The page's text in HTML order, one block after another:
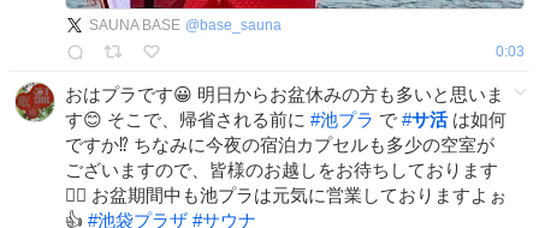
SAUNA BASE @base_sauna
0:03
おはプラです😀 明日からお盆休みの方も多いと思いま
す😊 そこで、帰省される前に #池プラ で #サ活は如何
ですか⁉️ ちなみに今夜の宿泊カプセルも多少の空室が
ございますので、皆様のお越しをお待ちしております
🙇‍♂️ お盆期間中も池プラは元気に営業しておりますよぉ
👍 #池袋プラザ #サウナ